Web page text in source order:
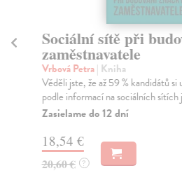
Sociální sítě při
zaměstnavatele
Vrbová Petra| Kniha
Věděli jste, že až 59 % kandidátů si
podle informací na sociálních sítích
Zasielame do 12 dní
18,54 €
20,60 € ?